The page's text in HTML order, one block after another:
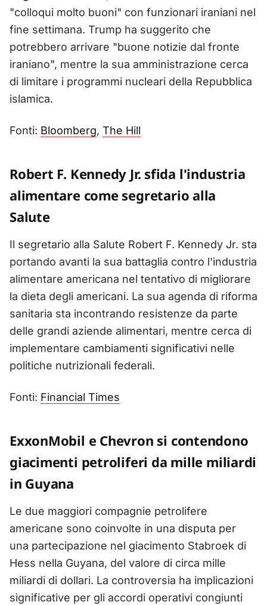
"colloqui molto buoni" con funzionari iraniani nel
fine settimana. Trump ha suggerito che
potrebbero arrivare "buone notizie dal fronte
iraniano", mentre la sua amministrazione cerca
di limitare i programmi nucleari della Repubblica
islamica.
Fonti: Bloomberg, The Hill
Robert F. Kennedy Jr. sfida l'industria
alimentare come segretario alla
Salute
Il segretario alla Salute Robert F. Kennedy Jr. sta
portando avanti la sua battaglia contro l'industria
alimentare americana nel tentativo di migliorare
la dieta degli americani. La sua agenda di riforma
sanitaria sta incontrando resistenze da parte
delle grandi aziende alimentari, mentre cerca di
implementare cambiamenti significativi nelle
politiche nutrizionali federali.
Fonti: Financial Times
ExxonMobil e Chevron si contendono
giacimenti petroliferi da mille miliardi
in Guyana
Le due maggiori compagnie petrolifere
americane sono coinvolte in una disputa per
una partecipazione nel giacimento Stabroek di
Hess nella Guyana, del valore di circa mille
miliardi di dollari. La controversia ha implicazioni
significative per gli accordi operativi congiunti